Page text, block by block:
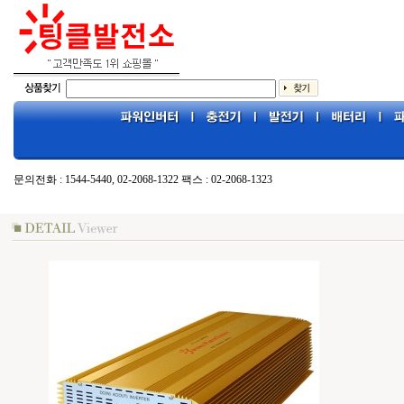
문의전화 : 1544-5440, 02-2068-1322 팩스 : 02-2068-1323